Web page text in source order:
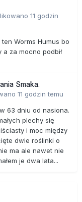
11 godzin
Worms Humus bo
a za mocno podbił
Smaka.
11 godzin temu
63 dniu od nasiona.
plechy się
i moc między
dwie roślinki o
ma ale nawet nie
je dwa lata...